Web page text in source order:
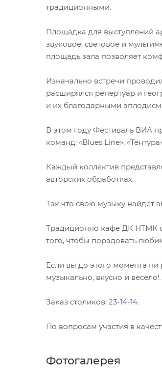
традиционными.
Площадка для выступлений
звуковое, световое и
площадь зала позволяет
Изначально встречи
расширялся репертуар и
и их благодарными
В этом году Фестиваль ВИА
команд: «Blues Line»,
Каждый коллектив
авторских обработках.
Так что свою музыку найдёт
Традиционно кафе ДК НТМК
того, чтобы порадовать
Если вы до этого момента
музыкально, вкусно и
Заказ столиков: 23-14-14.
По вопросам участия в
Фотогалерея